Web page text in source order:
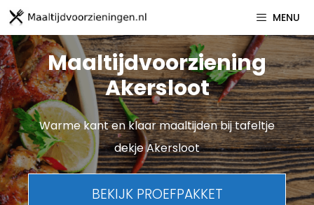
Spring
naar
inhoud
MENU
Maaltijdvoorziening
Akersloot
Warme kant en klaar maaltijden bij tafeltje
dekje Akersloot
BEKIJK PROEFPAKKET